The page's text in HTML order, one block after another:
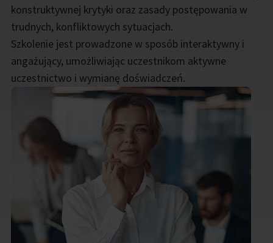
konstruktywnej krytyki oraz zasady postępowania w
trudnych, konfliktowych sytuacjach.
Szkolenie jest prowadzone w sposób interaktywny i
angażujący, umożliwiając uczestnikom aktywne
uczestnictwo i wymianę doświadczeń.